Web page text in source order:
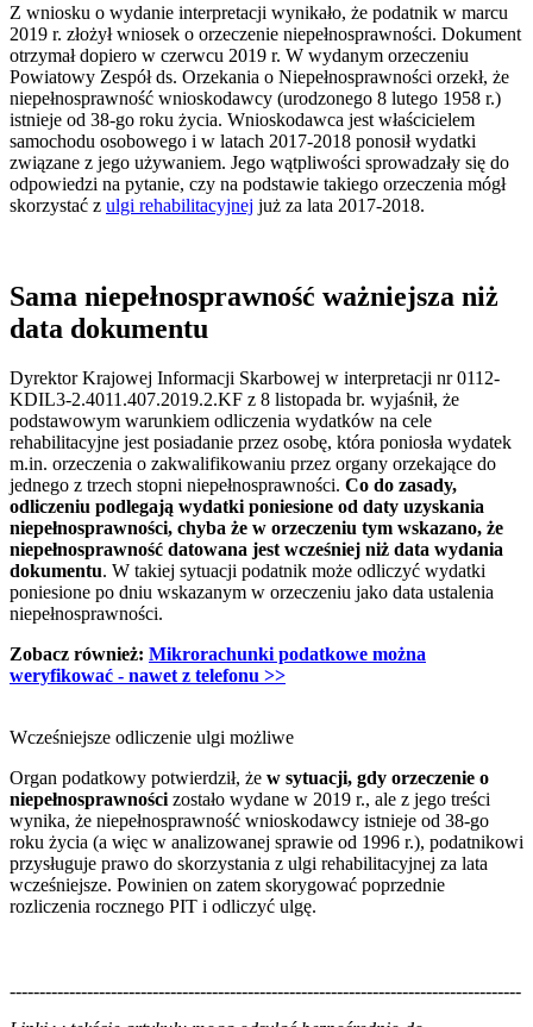
Z wniosku o wydanie interpretacji wynikało, że podatnik w marcu
2019 r. złożył wniosek o orzeczenie niepełnosprawności. Dokument
otrzymał dopiero w czerwcu 2019 r. W wydanym orzeczeniu
Powiatowy Zespół ds. Orzekania o Niepełnosprawności orzekł, że
niepełnosprawność wnioskodawcy (urodzonego 8 lutego 1958 r.)
istnieje od 38-go roku życia. Wnioskodawca jest właścicielem
samochodu osobowego i w latach 2017-2018 ponosił wydatki
związane z jego używaniem. Jego wątpliwości sprowadzały się do
odpowiedzi na pytanie, czy na podstawie takiego orzeczenia mógł
skorzystać z ulgi rehabilitacyjnej już za lata 2017-2018.
Sama niepełnosprawność ważniejsza niż
data dokumentu
Dyrektor Krajowej Informacji Skarbowej w interpretacji nr 0112-
KDIL3-2.4011.407.2019.2.KF z 8 listopada br. wyjaśnił, że
podstawowym warunkiem odliczenia wydatków na cele
rehabilitacyjne jest posiadanie przez osobę, która poniosła wydatek
m.in. orzeczenia o zakwalifikowaniu przez organy orzekające do
jednego z trzech stopni niepełnosprawności. Co do zasady,
odliczeniu podlegają wydatki poniesione od daty uzyskania
niepełnosprawności, chyba że w orzeczeniu tym wskazano, że
niepełnosprawność datowana jest wcześniej niż data wydania
dokumentu. W takiej sytuacji podatnik może odliczyć wydatki
poniesione po dniu wskazanym w orzeczeniu jako data ustalenia
niepełnosprawności.
Zobacz również: Mikrorachunki podatkowe można
weryfikować - nawet z telefonu >>
Wcześniejsze odliczenie ulgi możliwe
Organ podatkowy potwierdził, że w sytuacji, gdy orzeczenie o
niepełnosprawnościzostało wydane w 2019 r., ale z jego treści
wynika, że niepełnosprawność wnioskodawcy istnieje od 38-go
roku życia (a więc w analizowanej sprawie od 1996 r.), podatnikowi
przysługuje prawo do skorzystania z ulgi rehabilitacyjnej za lata
wcześniejsze. Powinien on zatem skorygować poprzednie
rozliczenia rocznego PIT i odliczyć ulgę.
--------------------------------------------------------------------------------------